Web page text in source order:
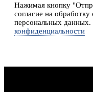
Нажимая кнопку
согласие на обработку
персональных данных.
конфиденциальности